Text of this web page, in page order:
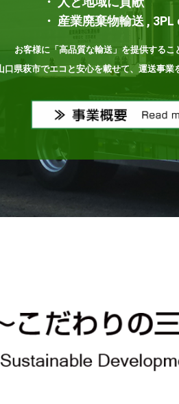
・ 産業廃棄物輸送 ,
お客様に「高品質な輸送」を提供するこ
口県萩市でエコと安心を載せて、運送事業